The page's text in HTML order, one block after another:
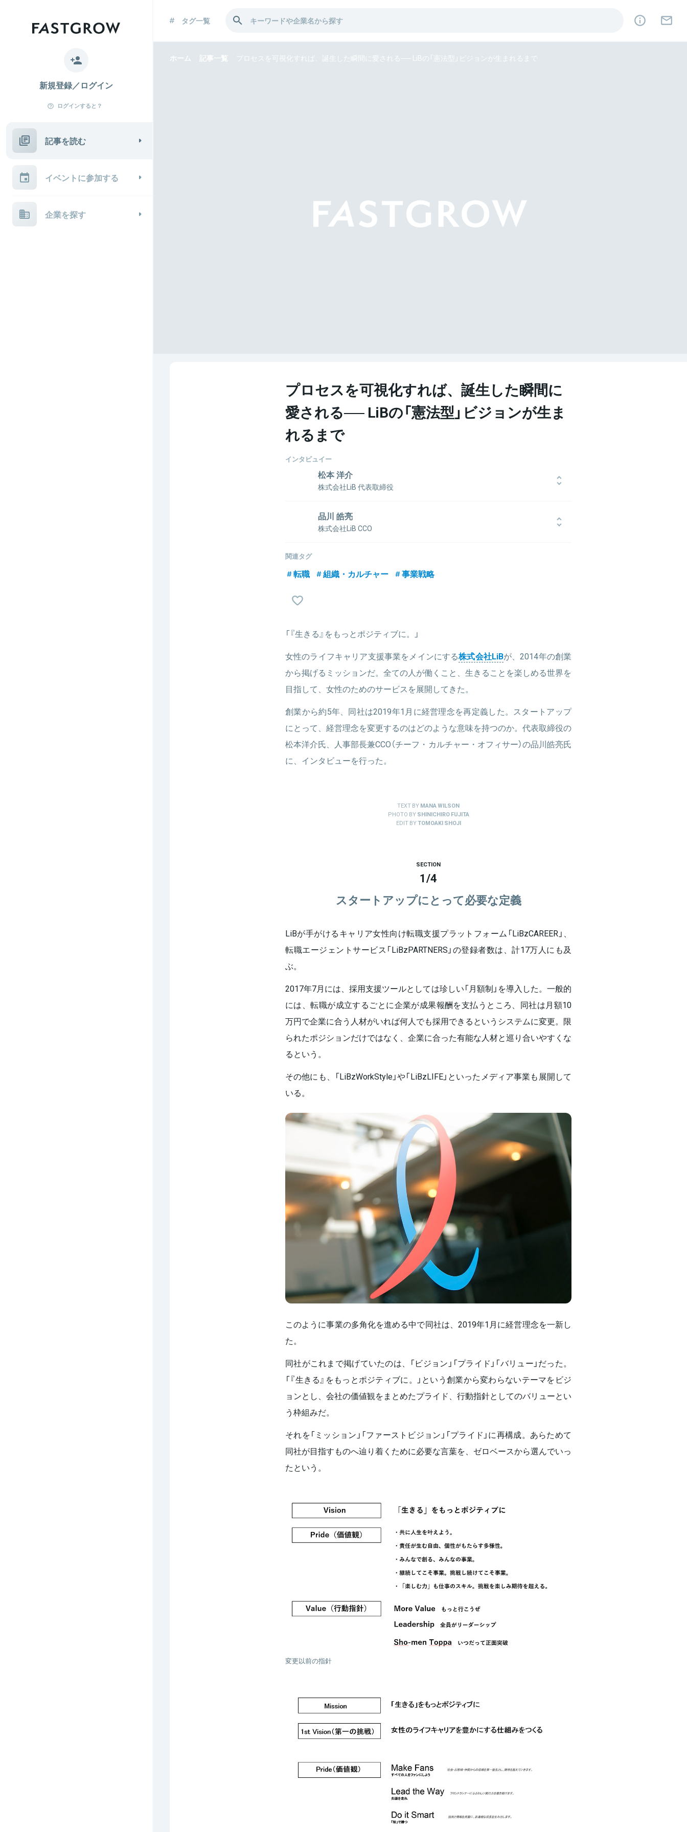
新規登録／ログイン
ログインすると？
記事を読む
イベントに参加する
企業を探す
タグ一覧
ホーム 記事一覧 プロセスを可視化すれば、誕生した瞬間に愛される── LiBの「憲法型」ビジョンが生まれるまで
プロセスを可視化すれば、誕生した瞬間に
愛される── LiBの「憲法型」ビジョンが生ま
れるまで
インタビュイー
松本 洋介
株式会社LiB 代表取締役
歴を持つ。2007年にトレンダース株式会社へ入社すると、退任時には入社当時2億強だっ
た売り上げを約20億まで牽引。2014年4月、株式会社LiBを創業し代表取締役就任。
関連情報をみる
品川 皓亮
株式会社LiB CCO
法科大学院を修了。TMI総合法律事務所にて弁護士として活動し、2016年8月株式会社
関連タグ
転職 組織・カルチャー 事業戦略
「『生きる』をもっとポジティブに。」
女性のライフキャリア支援事業をメインにする株式会社LiBが、2014年の創業
から掲げるミッションだ。全ての人が働くこと、生きることを楽しめる世界を
目指して、女性のためのサービスを展開してきた。
創業から約5年、同社は2019年1月に経営理念を再定義した。スタートアップ
にとって、経営理念を変更するのはどのような意味を持つのか。代表取締役の
松本洋介氏、人事部長兼CCO（チーフ・カルチャー・オフィサー）の品川皓亮氏
に、インタビューを行った。
TEXT BYMANA WILSON
PHOTO BYSHINICHIRO FUJITA
EDIT BYTOMOAKI SHOJI
SECTION
1/4
スタートアップにとって必要な定義
LiBが手がけるキャリア女性向け転職支援プラットフォーム「LiBzCAREER」、
転職エージェントサービス「LiBzPARTNERS」の登録者数は、計17万人にも及
ぶ。
2017年7月には、採用支援ツールとしては珍しい「月額制」を導入した。一般的
には、転職が成立するごとに企業が成果報酬を支払うところ、同社は月額10
万円で企業に合う人材がいれば何人でも採用できるというシステムに変更。限
られたポジションだけではなく、企業に合った有能な人材と巡り合いやすくな
るという。
その他にも、「LiBzWorkStyle」や「LiBzLIFE」といったメディア事業も展開して
いる。
このように事業の多角化を進める中で同社は、2019年1月に経営理念を一新し
た。
同社がこれまで掲げていたのは、「ビジョン」「プライド」「バリュー」だった。
「『生きる』をもっとポジティブに。」という創業から変わらないテーマをビジ
ョンとし、会社の価値観をまとめたプライド、行動指針としてのバリューとい
う枠組みだ。
それを「ミッション」「ファーストビジョン」「プライド」に再構成。あらためて
同社が目指すものへ辿り着くために必要な言葉を、ゼロベースから選んでいっ
たという。
変更以前の指針